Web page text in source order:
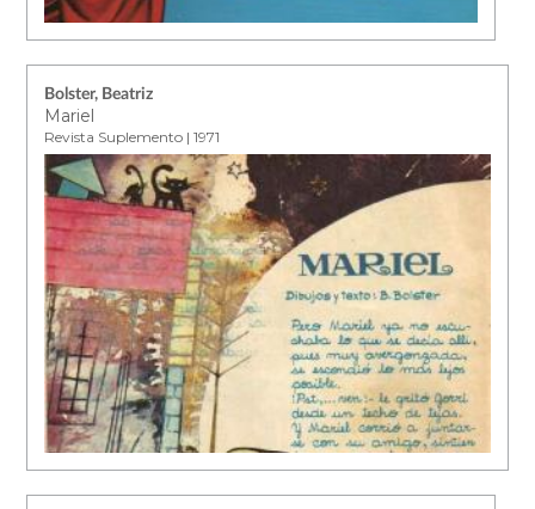
Bolster, Beatriz
Mariel
Revista Suplemento | 1971